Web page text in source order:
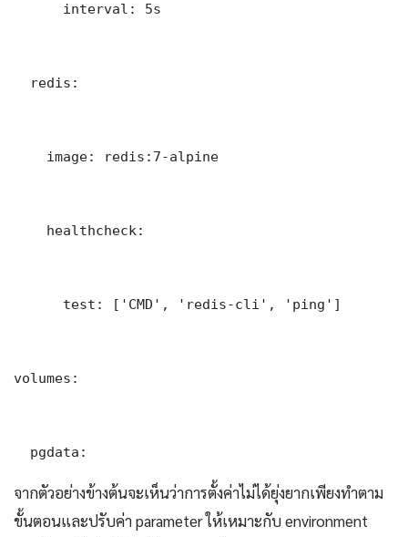
      interval: 5s
  redis:
    image: redis:7-alpine
    healthcheck:
      test: ['CMD', 'redis-cli', 'ping']
volumes:
  pgdata:
จากตัวอย่างข้างต้นจะเห็นว่าการตั้งค่าไม่ได้ยุ่งยากเพียงทำตาม
ขั้นตอนและปรับค่า parameter ให้เหมาะกับ environment